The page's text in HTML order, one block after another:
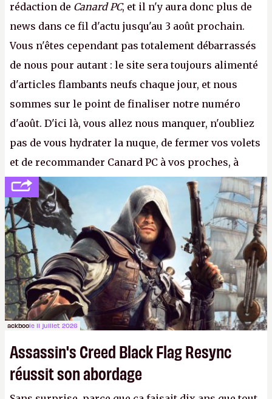
rédaction de Canard PC, et il n'y aura donc plus de
news dans ce fil d'actu jusqu'au 3 août prochain.
Vous n'êtes cependant pas totalement débarrassés
de nous pour autant : le site sera toujours alimenté
d'articles flambants neufs chaque jour, et nous
sommes sur le point de finaliser notre numéro
d'août. D'ici là, vous allez nous manquer, n'oubliez
pas de vous hydrater la nuque, de fermer vos volets
et de recommander Canard PC à vos proches, à
votre famille et aux inconnus que vous croisez
dans la rue. Bon été à tous ! –ER.
ackboole 11 juillet 2026
Assassin's Creed Black Flag Resync
réussit son abordage